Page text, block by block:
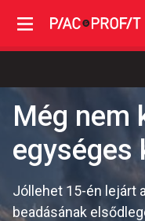
Még nem
egységes
Jóllehet 15-én lejárt
beadásának